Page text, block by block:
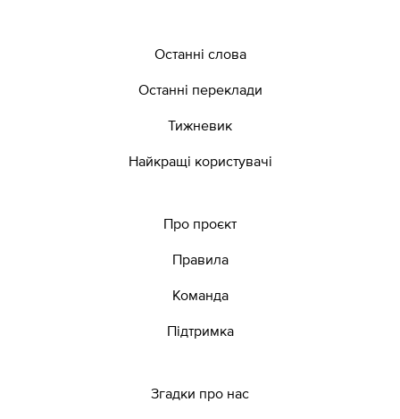
Останні слова
Останні переклади
Тижневик
Найкращі користувачі
Про проєкт
Правила
Команда
Підтримка
Згадки про нас